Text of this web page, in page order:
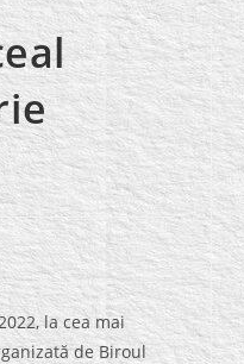
la cea mai
de Biroul